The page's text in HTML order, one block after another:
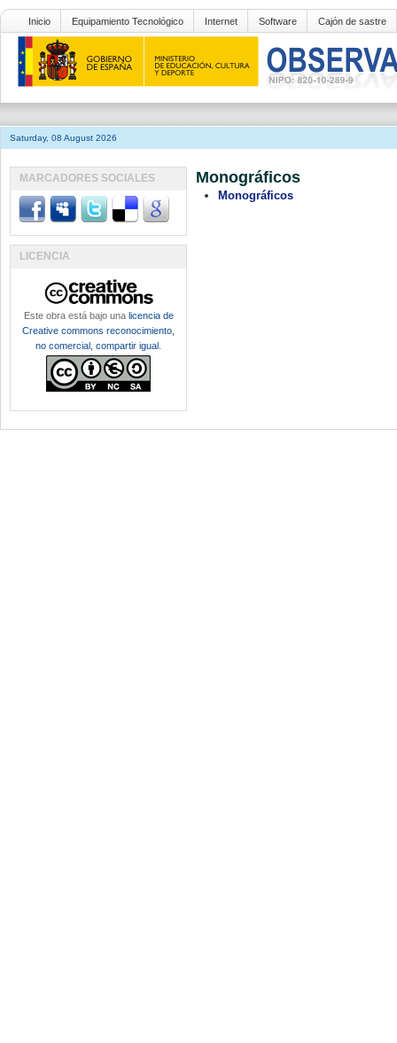
Inicio Equipamiento Tecnológico Internet Software Cajón de sastre
Saturday, 08 August 2026
Monográficos
Monográficos
MARCADORES SOCIALES
LICENCIA
Este obra está bajo una licencia de
Creative commons reconocimiento,
no comercial, compartir igual